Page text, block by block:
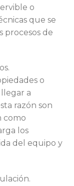
o
que se
procesos de
o
a
razón son
como
los
del equipo y